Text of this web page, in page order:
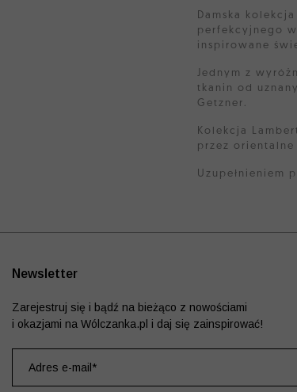
Damska
perfekcyjnego
inspirowane
Jednym z
tkanin od
Getzner.
Kolekcja
przez
Uzupełnieniem
Newsletter
Zarejestruj się i bądź na bieżąco z nowościami
i okazjami na Wólczanka.pl i daj się zainspirować!